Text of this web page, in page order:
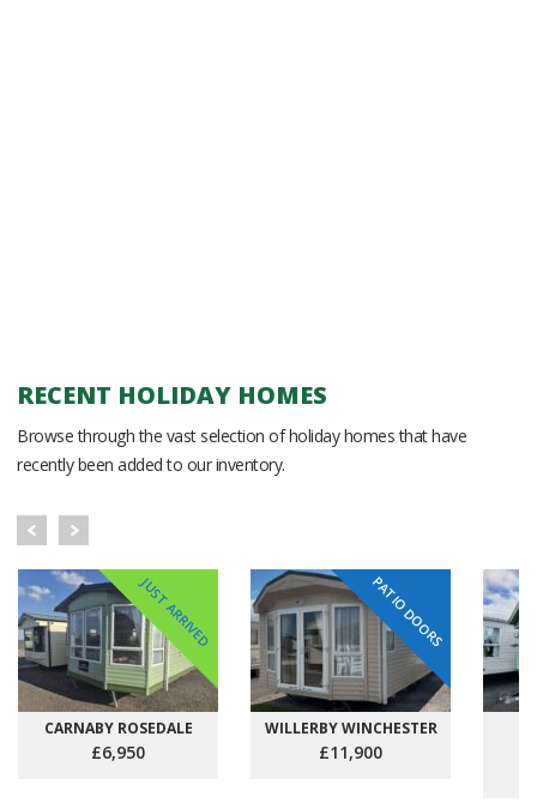
RECENT HOLIDAY HOMES
Browse through the vast selection of holiday homes that have
recently been added to our inventory.
JUST ARRIVED
CARNABY ROSEDALE
£6,950
PATIO DOORS
WILLERBY WINCHESTER
£11,900